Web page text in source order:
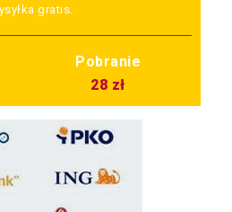
gratis.
Pobranie
28 zł